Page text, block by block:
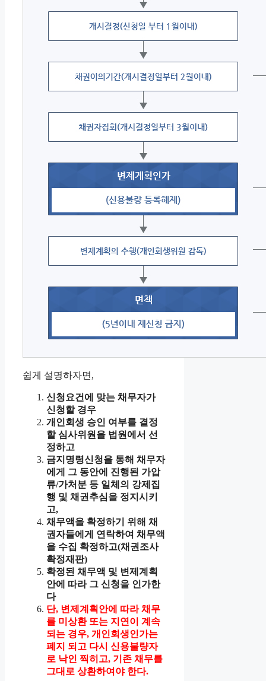
쉽게 설명하자면,
신청요건에 맞는 채무자가
신청할 경우
개인회생 승인 여부를 결정
할 심사위원을 법원에서 선
정하고
금지명령신청을 통해 채무자
에게 그 동안에 진행된 가압
류/가처분 등 일체의 강제집
행 및 채권추심을 정지시키
고,
채무액을 확정하기 위해 채
권자들에게 연락하여 채무액
을 수집 확정하고(채권조사
확정재판)
확정된 채무액 및 변제계획
안에 따라 그 신청을 인가한
다
단, 변제계획안에 따라 채무
를 미상환 또는 지연이 계속
되는 경우, 개인회생인가는
폐지 되고 다시 신용불량자
로 낙인 찍히고, 기존 채무를
그대로 상환하여야 한다.